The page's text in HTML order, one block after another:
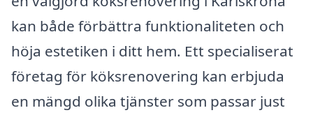
kan både förbättra funktionaliteten och
höja estetiken i ditt hem. Ett specialiserat
företag för köksrenovering kan erbjuda
en mängd olika tjänster som passar just